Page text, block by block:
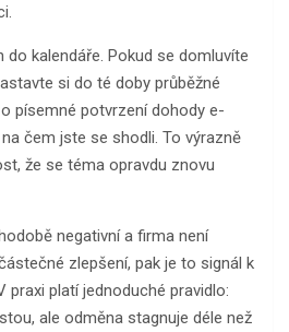
do kalendáře. Pokud se domluvíte
si do té doby průběžné
písemné potvrzení dohody e-
čem jste se shodli. To výrazně
že se téma opravdu znovu
negativní a firma není
zlepšení, pak je to signál k
praxi platí jednoduché pravidlo:
ale odměna stagnuje déle než